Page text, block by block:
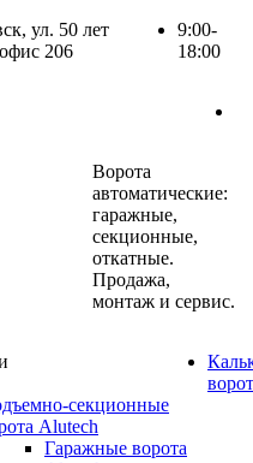
ул. 50 лет
206
9:00-
18:00
Ворота
автоматические:
гаражные,
секционные,
откатные.
Продажа,
монтаж и сервис.
секционные
Alutech
Гаражные ворота
ворот